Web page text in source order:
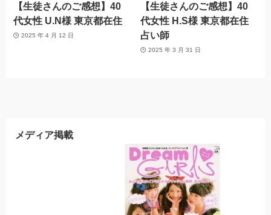
【生徒さんのご感想】40
代女性 U.N様 東京都在住
2025 年 4 月 12 日
【生徒さんのご感想】40
代女性 H.S様 東京都在住
占い師
2025 年 3 月 31 日
メディア掲載